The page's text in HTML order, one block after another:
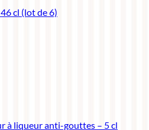
cl (lot de 6)
à liqueur anti-gouttes – 5 cl